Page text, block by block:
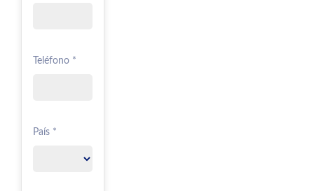
Teléfono *
País *